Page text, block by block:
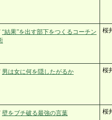
“結果”を出す部下をつくるコーチン
桜
男は女に何を隠したがるか 桜
壁をブチ破る最強の言葉 桜